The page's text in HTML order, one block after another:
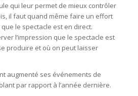
qui leur permet de mieux contrôler
il faut quand même faire un effort
le spectacle est en direct.
l’impression que le spectacle est
produire et où on peut laisser
augmenté ses événements de
par rapport à l’année dernière.